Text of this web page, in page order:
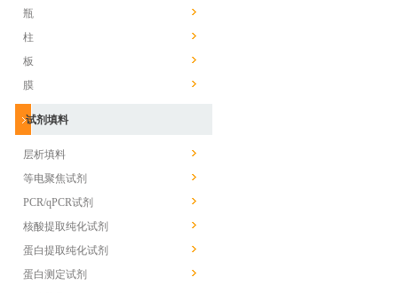
瓶
柱
板
膜
试剂填料
层析填料
等电聚焦试剂
PCR/qPCR试剂
核酸提取纯化试剂
蛋白提取纯化试剂
蛋白测定试剂